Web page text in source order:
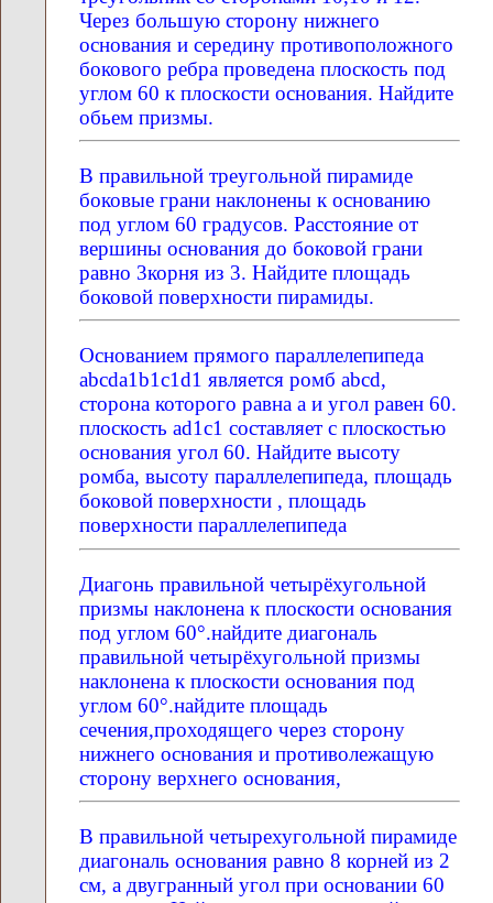
Через большую сторону нижнего
основания и середину противоположного
бокового ребра проведена плоскость под
углом 60 к плоскости основания. Найдите
обьем призмы.
В правильной треугольной пирамиде
боковые грани наклонены к основанию
под углом 60 градусов. Расстояние от
вершины основания до боковой грани
равно 3корня из 3. Найдите площадь
боковой поверхности пирамиды.
Основанием прямого параллелепипеда
abcda1b1c1d1 является ромб abcd,
сторона которого равна a и угол равен 60.
плоскость ad1c1 составляет с плоскостью
основания угол 60. Найдите высоту
ромба, высоту параллелепипеда, площадь
боковой поверхности , площадь
поверхности параллелепипеда
Диагонь правильной четырёхугольной
призмы наклонена к плоскости основания
под углом 60°.найдите диагональ
правильной четырёхугольной призмы
наклонена к плоскости основания под
углом 60°.найдите площадь
сечения,проходящего через сторону
нижнего основания и противолежащую
сторону верхнего основания,
В правильной четырехугольной пирамиде
диагональ основания равно 8 корней из 2
см, а двугранный угол при основании 60